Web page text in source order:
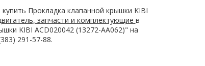
купить Прокладка клапанной крышки KIBI
запчасти и комплектующие в
KIBI ACD020042 (13272-AA062)" на
291-57-88.